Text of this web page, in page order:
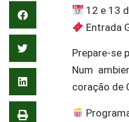
12 e 13
Entrada
Prepare-se
Num
coração de